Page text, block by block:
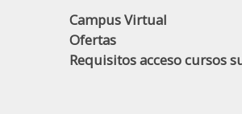
Campus Virtual
Ofertas
Requisitos acceso cursos